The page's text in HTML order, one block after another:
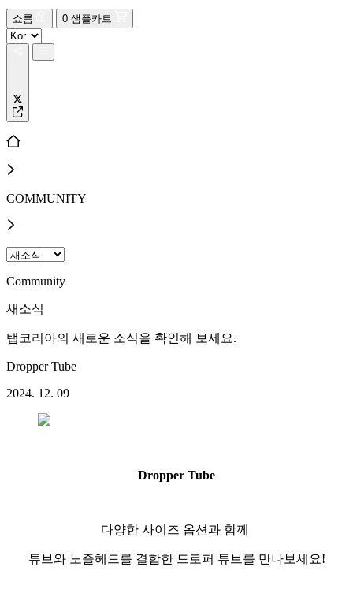
쇼룸 0 샘플카트
COMMUNITY
Community
새소식
탭코리아의 새로운 소식을 확인해 보세요.
Dropper Tube
2024. 12. 09
Dropper Tube
다양한 사이즈 옵션과 함께
튜브와 노즐헤드를 결합한 드로퍼 튜브를 만나보세요!